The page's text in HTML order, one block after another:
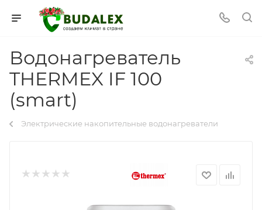
Водонагреватель
THERMEX IF 100
(smart)
Электрические накопительные водонагреватели